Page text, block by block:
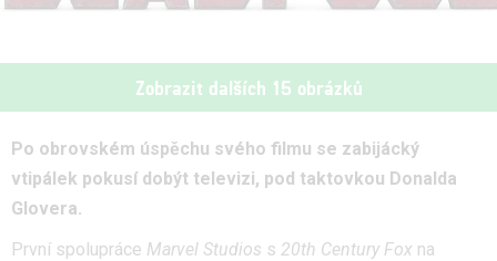
Zobrazit dalších 15 obrázků
Po obrovském úspěchu svého filmu se zabijácký
vtipálek pokusí dobýt televizi, pod taktovkou Donalda
Glovera.
První spolupráce Marvel Studios s 20th Century Fox na